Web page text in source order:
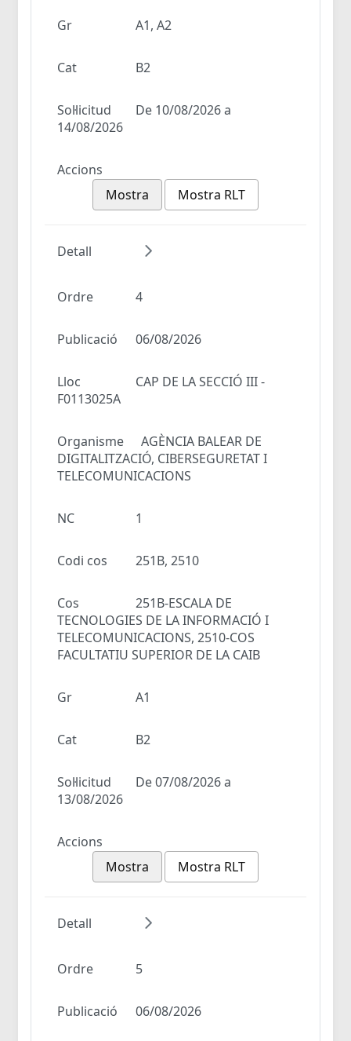
Gr A1, A2
Cat B2
Sol·licitud
De 10/08/2026 a
14/08/2026
Accions
Mostra
Mostra RLT
Detall
Ordre 4
Publicació 06/08/2026
Lloc
CAP DE LA SECCIÓ III -
F0113025A
Organisme
AGÈNCIA BALEAR DE
DIGITALITZACIÓ, CIBERSEGURETAT I
TELECOMUNICACIONS
NC 1
Codi cos 251B, 2510
Cos
251B-ESCALA DE
TECNOLOGIES DE LA INFORMACIÓ I
TELECOMUNICACIONS, 2510-COS
FACULTATIU SUPERIOR DE LA CAIB
Gr A1
Cat B2
Sol·licitud
De 07/08/2026 a
13/08/2026
Accions
Mostra
Mostra RLT
Detall
Ordre 5
Publicació 06/08/2026